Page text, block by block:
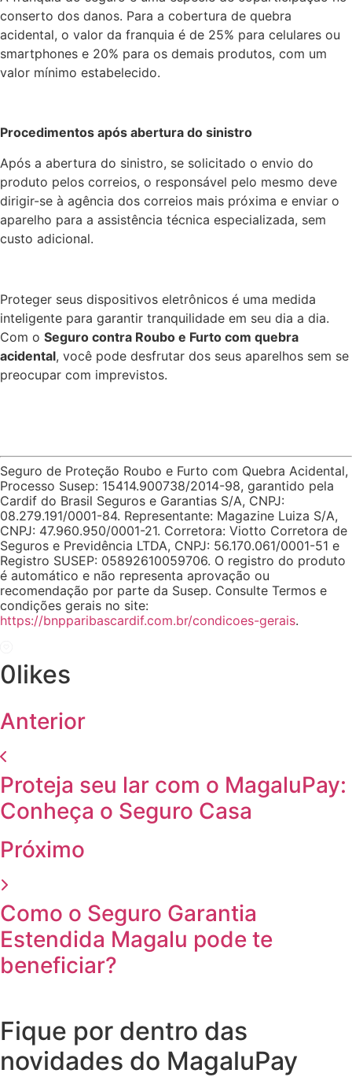
conserto dos danos. Para a cobertura de quebra
acidental, o valor da franquia é de 25% para celulares ou
smartphones e 20% para os demais produtos, com um
valor mínimo estabelecido.
Procedimentos após abertura do sinistro
Após a abertura do sinistro, se solicitado o envio do
produto pelos correios, o responsável pelo mesmo deve
dirigir-se à agência dos correios mais próxima e enviar o
aparelho para a assistência técnica especializada, sem
custo adicional.
Proteger seus dispositivos eletrônicos é uma medida
inteligente para garantir tranquilidade em seu dia a dia.
Com o Seguro contra Roubo e Furto com quebra
acidental, você pode desfrutar dos seus aparelhos sem se
preocupar com imprevistos.
Seguro de Proteção Roubo e Furto com Quebra Acidental,
Processo Susep: 15414.900738/2014-98, garantido pela
Cardif do Brasil Seguros e Garantias S/A, CNPJ:
08.279.191/0001-84. Representante: Magazine Luiza S/A,
CNPJ: 47.960.950/0001-21. Corretora: Viotto Corretora de
Seguros e Previdência LTDA, CNPJ: 56.170.061/0001-51 e
Registro SUSEP: 05892610059706. O registro do produto
é automático e não representa aprovação ou
recomendação por parte da Susep. Consulte Termos e
condições gerais no site:
https://bnpparibascardif.com.br/condicoes-gerais.
0likes
Anterior
Proteja seu lar com o MagaluPay:
Conheça o Seguro Casa
Próximo
Como o Seguro Garantia
Estendida Magalu pode te
beneficiar?
Fique por dentro das
novidades do MagaluPay